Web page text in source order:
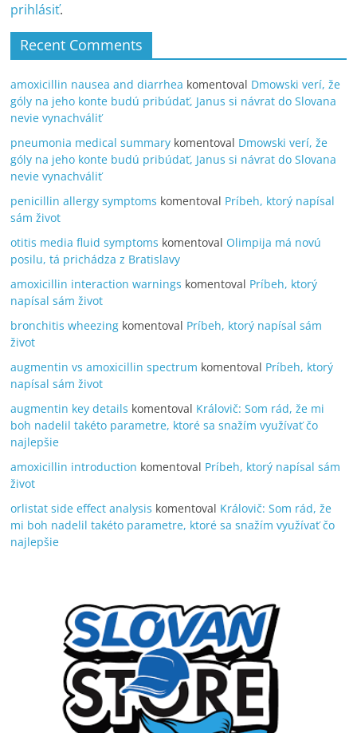
prihlásiť.
Recent Comments
amoxicillin nausea and diarrhea komentoval Dmowski verí, že
góly na jeho konte budú pribúdať, Janus si návrat do Slovana
nevie vynachváliť
pneumonia medical summary komentoval Dmowski verí, že
góly na jeho konte budú pribúdať, Janus si návrat do Slovana
nevie vynachváliť
penicillin allergy symptoms komentoval Príbeh, ktorý napísal
sám život
otitis media fluid symptoms komentoval Olimpija má novú
posilu, tá prichádza z Bratislavy
amoxicillin interaction warnings komentoval Príbeh, ktorý
napísal sám život
bronchitis wheezing komentoval Príbeh, ktorý napísal sám
život
augmentin vs amoxicillin spectrum komentoval Príbeh, ktorý
napísal sám život
augmentin key details komentoval Královič: Som rád, že mi
boh nadelil takéto parametre, ktoré sa snažím využívať čo
najlepšie
amoxicillin introduction komentoval Príbeh, ktorý napísal sám
život
orlistat side effect analysis komentoval Královič: Som rád, že
mi boh nadelil takéto parametre, ktoré sa snažím využívať čo
najlepšie